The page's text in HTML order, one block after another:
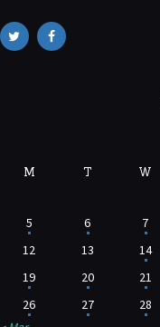
M
T W
5
6 7
12
13 14
19
20 21
26
27 28